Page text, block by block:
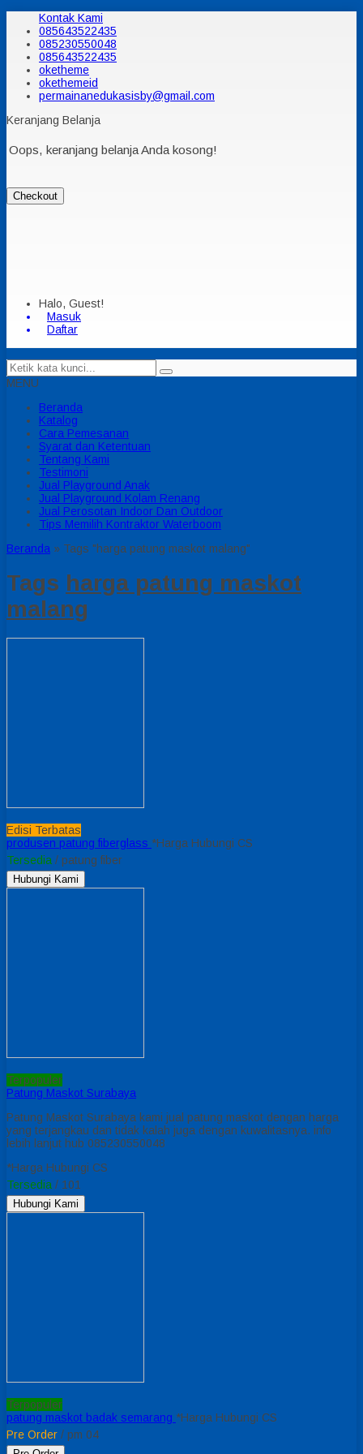
Kontak Kami
085643522435
085230550048
085643522435
oketheme
okethemeid
permainanedukasisby@gmail.com
Keranjang Belanja
Oops, keranjang belanja Anda kosong!
Checkout
Halo, Guest!
Masuk
Daftar
MENU
Beranda
Katalog
Cara Pemesanan
Syarat dan Ketentuan
Tentang Kami
Testimoni
Jual Playground Anak
Jual Playground Kolam Renang
Jual Perosotan Indoor Dan Outdoor
Tips Memilih Kontraktor Waterboom
Beranda » Tags "harga patung maskot malang"
Tags harga patung maskot
malang
Edisi Terbatas
produsen patung fiberglass *Harga Hubungi CS
Tersedia / patung fiber
Hubungi Kami
Terpopuler
Patung Maskot Surabaya
Patung Maskot Surabaya kami jual patung maskot dengan harga
yang terjangkau dan tidak kalah juga dengan kuwalitasnya. info
lebih lanjut hub 085230550048
*Harga Hubungi CS
Tersedia / 101
Hubungi Kami
Terpopuler
patung maskot badak semarang *Harga Hubungi CS
Pre Order / pm 04